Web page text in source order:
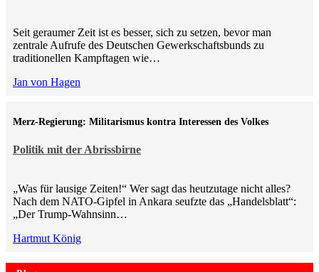
Seit geraumer Zeit ist es besser, sich zu setzen, bevor man
zentrale Aufrufe des Deutschen Gewerkschaftsbunds zu
traditionellen Kampftagen wie…
Jan von Hagen
Politik mit der Abrissbirne
Merz-Regierung: Militarismus kontra Inte­ressen des Volkes
„Was für lausige Zeiten!“ Wer sagt das heutzutage nicht alles?
Nach dem NATO-Gipfel in Ankara seufzte das „Handelsblatt“:
„Der Trump-Wahnsinn…
Hartmut König